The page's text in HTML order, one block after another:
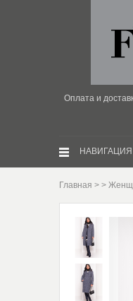
Оплата и
НАВИГАЦИЯ
Главная > >